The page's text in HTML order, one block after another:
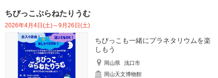
ちびっこぷらねたりうむ
2026年4月4日(土)～9月26日(土)
ちびっこも一緒にプラネタリウムを楽
しもう
岡山県
浅口市
岡山天文博物館